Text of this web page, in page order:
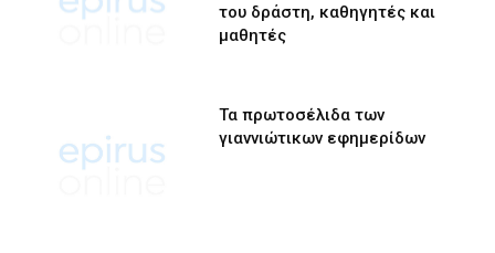
του δράστη, καθηγητές και
μαθητές
Τα πρωτοσέλιδα των
γιαννιώτικων εφημερίδων